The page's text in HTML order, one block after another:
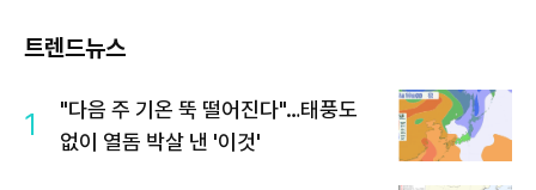
트렌드뉴스
1
"다음 주 기온 뚝 떨어진다"…태풍도
없이 열돔 박살 낸 '이것'